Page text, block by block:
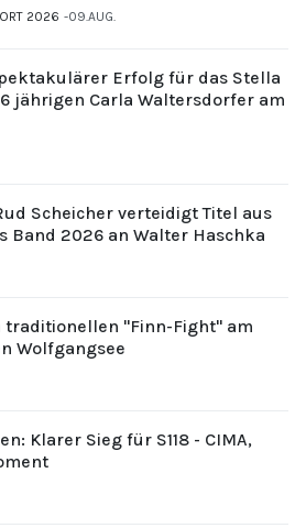
2026 09.AUG.
Erfolg für das Stella
jährigen Carla Waltersdorfer am
Scheicher verteidigt Titel aus
Band 2026 an Walter Haschka
traditionellen "Finn-Fight" am
Wolfgangsee
Klarer Sieg für S118 - CIMA,